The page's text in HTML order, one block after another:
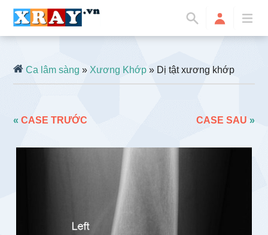
Ca lâm sàng »Xương Khớp » Dị tật xương khớp
«CASE TRƯỚC CASE SAU »